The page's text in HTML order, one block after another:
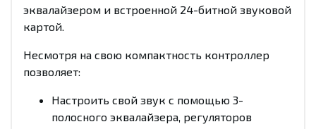
эквалайзером и встроенной 24-битной звуковой
картой.
Несмотря на свою компактность контроллер
позволяет:
Настроить свой звук с помощью 3-
полосного эквалайзера, регуляторов